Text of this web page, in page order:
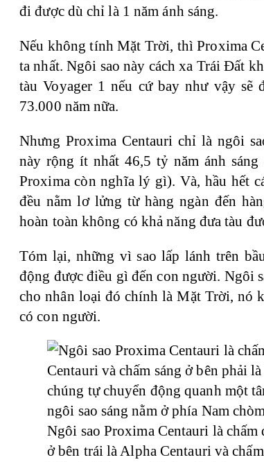
đi được dù chỉ là 1 năm ánh sáng.
Nếu không tính Mặt Trời, thì Proxima
ta nhất. Ngôi sao này cách xa Trái Đất
tàu Voyager 1 nếu cứ bay như vậy sẽ
73.000 năm nữa.
Nhưng Proxima Centauri chỉ là ngôi
này rộng ít nhất 46,5 tỷ năm ánh
Proxima còn nghĩa lý gì). Và, hầu hết
đều nằm lơ lửng từ hàng ngàn đến
hoàn toàn không có khả năng đưa tàu
Tóm lại, những vì sao lấp lánh trên
động được điều gì đến con người. Ngôi
cho nhân loại đó chính là Mặt Trời, nó
có con người.
Ngôi sao Proxima Centauri là
ở bên trái là Alpha Centauri và